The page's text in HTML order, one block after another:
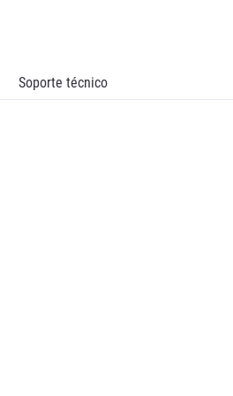
Soporte técnico